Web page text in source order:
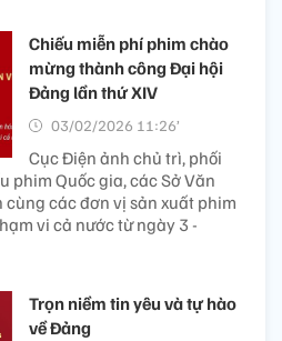
Chiếu miễn phí phim chào
mừng thành công Đại hội
Đảng lần thứ XIV
03/02/2026 11:26’
Cục Điện ảnh chủ trì, phối
phim Quốc gia, các Sở Văn
cùng các đơn vị sản xuất phim
vi cả nước từ ngày 3 -
Trọn niềm tin yêu và tự hào
về Đảng